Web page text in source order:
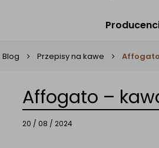
Blog Przepisy na kawe
Affogato –
20 / 08 / 2024